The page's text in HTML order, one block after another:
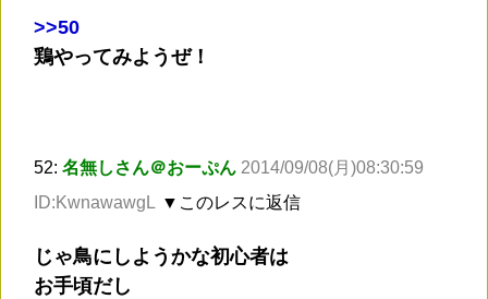
>>50
鶏やってみようぜ！
52: 名無しさん＠おーぷん 2014/09/08(月)08:30:59
ID:KwnawawgL ▼このレスに返信
じゃ鳥にしようかな初心者は
お手頃だし